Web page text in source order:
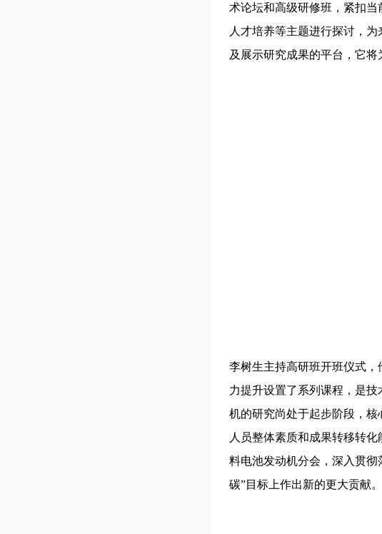
术论坛和高级研修班，紧扣当
人才培养等主题进行探讨，
及展示研究成果的平台，它
李树生主持高研班开班仪式
力提升设置了系列课程，是
机的研究尚处于起步阶段，
人员整体素质和成果转移转
料电池发动机分会，深入贯彻
碳”目标上作出新的更大贡献。